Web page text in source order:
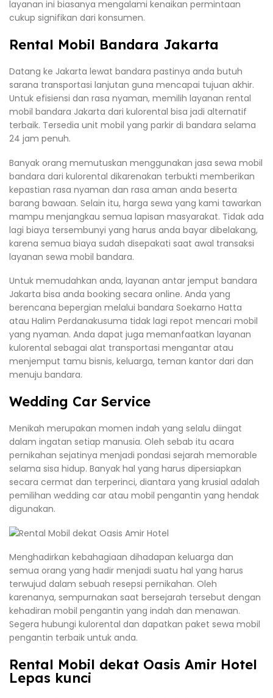
layanan ini biasanya mengalami kenaikan permintaan
cukup signifikan dari konsumen.
Rental Mobil Bandara Jakarta
Datang ke Jakarta lewat bandara pastinya anda butuh
sarana transportasi lanjutan guna mencapai tujuan akhir.
Untuk efisiensi dan rasa nyaman, memilih layanan rental
mobil bandara Jakarta dari kulorental bisa jadi alternatif
terbaik. Tersedia unit mobil yang parkir di bandara selama
24 jam penuh.
Banyak orang memutuskan menggunakan jasa sewa mobil
bandara dari kulorental dikarenakan terbukti memberikan
kepastian rasa nyaman dan rasa aman anda beserta
barang bawaan. Selain itu, harga sewa yang kami tawarkan
mampu menjangkau semua lapisan masyarakat. Tidak ada
lagi biaya tersembunyi yang harus anda bayar dibelakang,
karena semua biaya sudah disepakati saat awal transaksi
layanan sewa mobil bandara.
Untuk memudahkan anda, layanan antar jemput bandara
Jakarta bisa anda booking secara online. Anda yang
berencana bepergian melalui bandara Soekarno Hatta
atau Halim Perdanakusuma tidak lagi repot mencari mobil
yang nyaman. Anda dapat juga memanfaatkan layanan
kulorental sebagai alat transportasi mengantar atau
menjemput tamu bisnis, keluarga, teman kantor dari dan
menuju bandara.
Wedding Car Service
Menikah merupakan momen indah yang selalu diingat
dalam ingatan setiap manusia. Oleh sebab itu acara
pernikahan sejatinya menjadi pondasi sejarah memorable
selama sisa hidup. Banyak hal yang harus dipersiapkan
secara cermat dan terperinci, diantara yang krusial adalah
pemilihan wedding car atau mobil pengantin yang hendak
digunakan.
Menghadirkan kebahagiaan dihadapan keluarga dan
semua orang yang hadir menjadi suatu hal yang harus
terwujud dalam sebuah resepsi pernikahan. Oleh
karenanya, sempurnakan saat bersejarah tersebut dengan
kehadiran mobil pengantin yang indah dan menawan.
Segera hubungi kulorental dan dapatkan paket sewa mobil
pengantin terbaik untuk anda.
Rental Mobil dekat Oasis Amir Hotel
Lepas kunci